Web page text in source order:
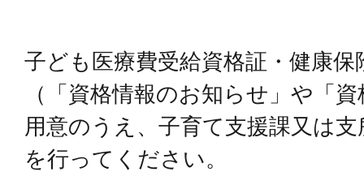
子ども医療費受給資格証・健康
（「資格情報のお知らせ」や「
用意のうえ、子育て支援課又は
を行ってください。